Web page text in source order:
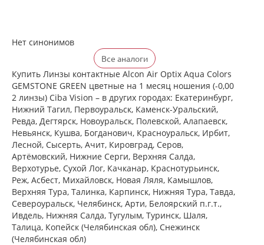
Нет синонимов
Все аналоги
Купить Линзы контактные Alcon Air Optix Aqua Colors
GEMSTONE GREEN цветные на 1 месяц ношения (-0,00
2 линзы) Ciba Vision – в других городах: Екатеринбург,
Нижний Тагил, Первоуральск, Каменск-Уральский,
Ревда, Дегтярск, Новоуральск, Полевской, Алапаевск,
Невьянск, Кушва, Богданович, Красноуральск, Ирбит,
Лесной, Сысерть, Ачит, Кировград, Серов,
Артёмовский, Нижние Cерги, Верхняя Салда,
Верхотурье, Сухой Лог, Качканар, Краснотурьинск,
Реж, Асбест, Михайловск, Новая Ляля, Камышлов,
Верхняя Тура, Талинка, Карпинск, Нижняя Тура, Тавда,
Североуральск, Челябинск, Арти, Белоярский п.г.т.,
Ивдель, Нижняя Салда, Тугулым, Туринск, Шаля,
Талица, Копейск (Челябинская обл), Снежинск
(Челябинская обл)